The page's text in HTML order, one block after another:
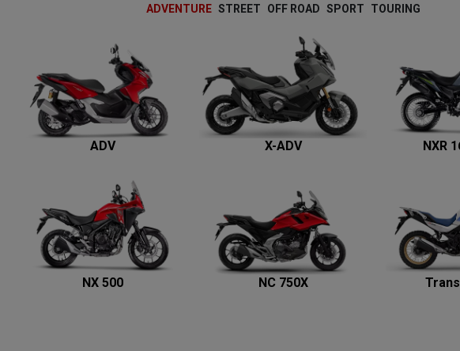
ADVENTURE STREET OFF ROAD SPORT TOURING
ADV X-ADV NXR
NX 500 NC 750X